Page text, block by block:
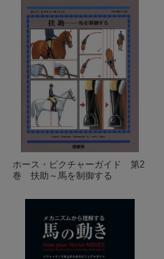
ホース・ピクチャーガイド 第2
巻 扶助～馬を制御する